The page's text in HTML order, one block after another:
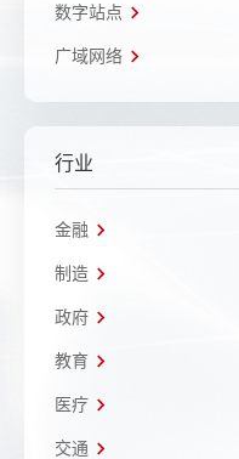
数字站点
广域网络
行业
金融
制造
政府
教育
医疗
交通